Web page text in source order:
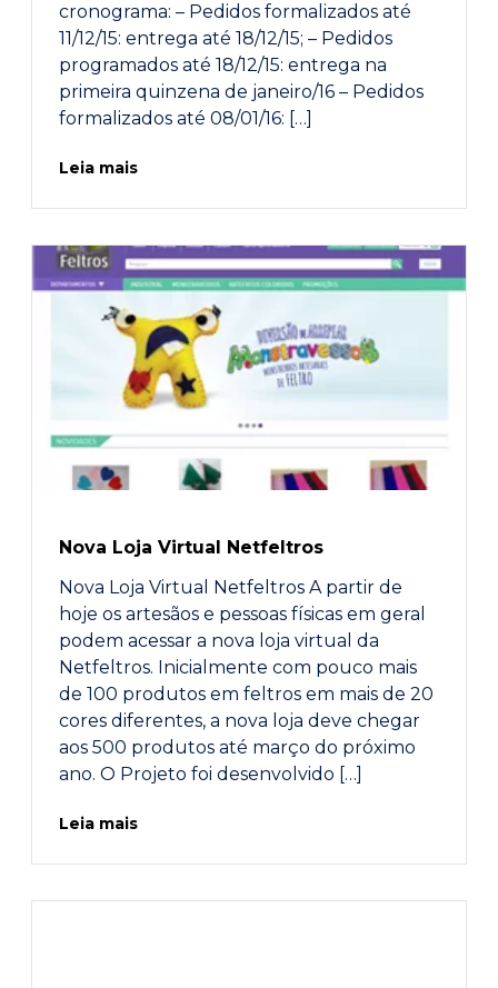
cronograma: – Pedidos formalizados até
11/12/15: entrega até 18/12/15; – Pedidos
programados até 18/12/15: entrega na
primeira quinzena de janeiro/16 – Pedidos
formalizados até 08/01/16: […]
Leia mais
Nova Loja Virtual Netfeltros
Nova Loja Virtual Netfeltros A partir de
hoje os artesãos e pessoas físicas em geral
podem acessar a nova loja virtual da
Netfeltros. Inicialmente com pouco mais
de 100 produtos em feltros em mais de 20
cores diferentes, a nova loja deve chegar
aos 500 produtos até março do próximo
ano. O Projeto foi desenvolvido […]
Leia mais